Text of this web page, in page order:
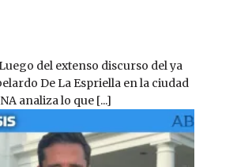
del extenso discurso del ya
De La Espriella en la ciudad
analiza lo que [...]